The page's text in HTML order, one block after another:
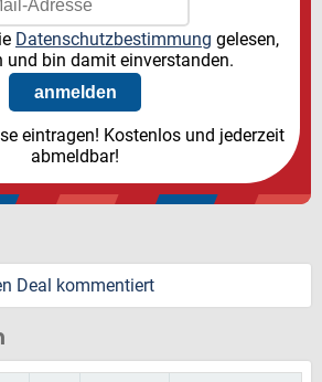
Datenschutzbestimmung gelesen,
und bin damit einverstanden.
eintragen! Kostenlos und jederzeit
abmeldbar!
Deal kommentiert